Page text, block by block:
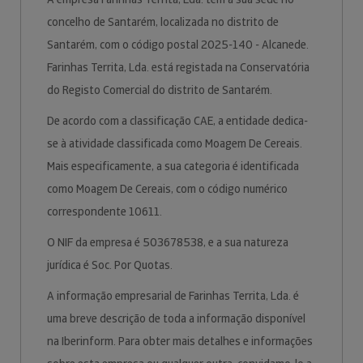
concelho de Santarém, localizada no distrito de
Santarém, com o código postal 2025-140 - Alcanede.
Farinhas Territa, Lda. está registada na Conservatória
do Registo Comercial do distrito de Santarém.
De acordo com a classificação CAE, a entidade dedica-
se à atividade classificada como Moagem De Cereais.
Mais especificamente, a sua categoria é identificada
como Moagem De Cereais, com o código numérico
correspondente 10611.
O NIF da empresa é 503678538, e a sua natureza
jurídica é Soc. Por Quotas.
A informação empresarial de Farinhas Territa, Lda. é
uma breve descrição de toda a informação disponível
na Iberinform. Para obter mais detalhes e informações